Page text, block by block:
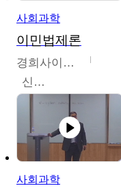
사회과학
이민법제론
경희사이버대학교
신광수
사회과학